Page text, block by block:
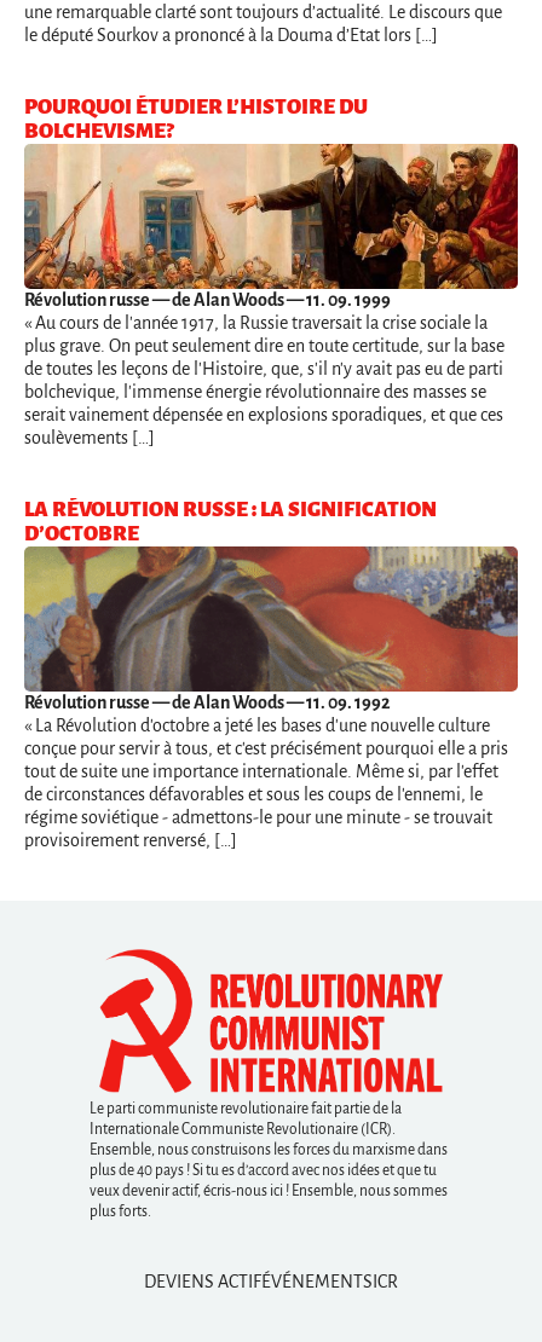
une remarquable clarté sont toujours d’actualité. Le discours que
le député Sourkov a prononcé à la Douma d’Etat lors […]
POURQUOI ÉTUDIER L’HISTOIRE DU
BOLCHEVISME?
Révolution russe— de Alan Woods — 11. 09. 1999
« Au cours de l'année 1917, la Russie traversait la crise sociale la
plus grave. On peut seulement dire en toute certitude, sur la base
de toutes les leçons de l'Histoire, que, s'il n'y avait pas eu de parti
bolchevique, l'immense énergie révolutionnaire des masses se
serait vainement dépensée en explosions sporadiques, et que ces
soulèvements […]
LA RÉVOLUTION RUSSE : LA SIGNIFICATION
D’OCTOBRE
Révolution russe— de Alan Woods — 11. 09. 1992
« La Révolution d'octobre a jeté les bases d'une nouvelle culture
conçue pour servir à tous, et c'est précisément pourquoi elle a pris
tout de suite une importance internationale. Même si, par l'effet
de circonstances défavorables et sous les coups de l'ennemi, le
régime soviétique - admettons-le pour une minute - se trouvait
provisoirement renversé, […]
Le parti communiste revolutionaire fait partie de la
Internationale Communiste Revolutionaire (ICR).
Ensemble, nous construisons les forces du marxisme dans
plus de 40 pays ! Si tu es d’accord avec nos idées et que tu
veux devenir actif, écris-nous ici ! Ensemble, nous sommes
plus forts.
DEVIENS ACTIFÉVÉNEMENTS ICR